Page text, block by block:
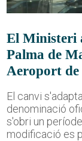
El Ministeri
Palma de
Aeroport
El canvi
denominació
s'obri un
modificació es